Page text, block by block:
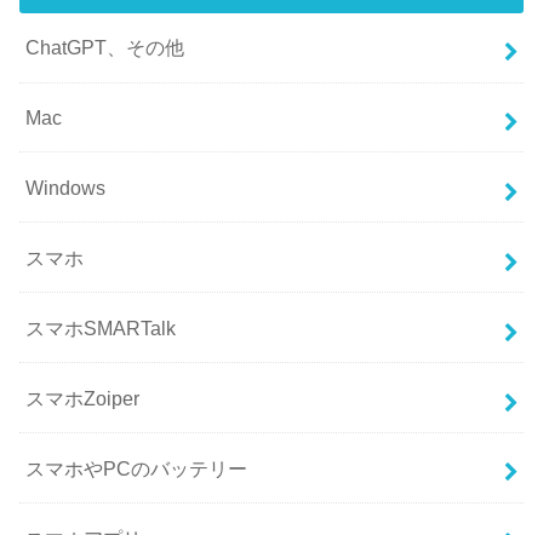
ChatGPT、その他
Mac
Windows
スマホ
スマホSMARTalk
スマホZoiper
スマホやPCのバッテリー